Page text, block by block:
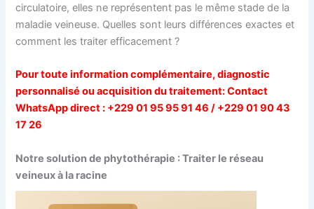
circulatoire, elles ne représentent pas le même stade de la
maladie veineuse. Quelles sont leurs différences exactes et
comment les traiter efficacement ?
Pour toute information complémentaire, diagnostic
personnalisé ou acquisition du traitement:Contact
WhatsApp direct : +229 01 95 95 91 46 / +229 01 90 43
17 26
Notre solution de phytothérapie : Traiter le réseau
veineux à la racine